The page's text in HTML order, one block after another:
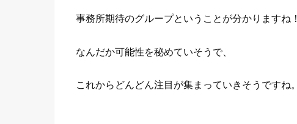
事務所期待のグループということが分かりますね！
なんだか可能性を秘めていそうで、
これからどんどん注目が集まっていきそうですね。